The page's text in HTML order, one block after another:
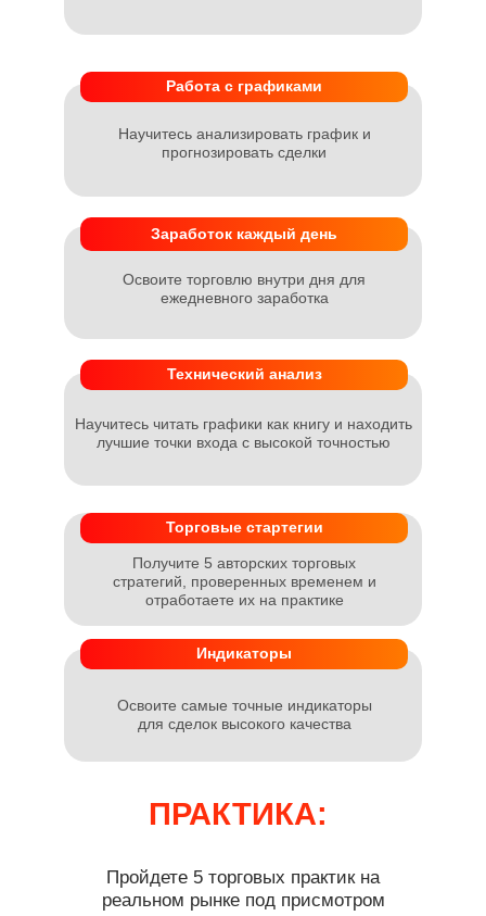
ПРАКТИКА:
Пройдете 5 торговых практик на
реальном рынке под присмотром
Получите 5 авторских торговых
стратегий, проверенных временем и
отработаете их на практике
Торговые стартегии
Индикаторы
Освоите самые точные индикаторы
для сделок высокого качества
Технический анализ
Научитесь читать графики как книгу и находить
лучшие точки входа с высокой точностью
Научитесь анализировать график и
прогнозировать сделки
Заработок каждый день
Работа с графиками
Освоите торговлю внутри дня для
ежедневного заработка